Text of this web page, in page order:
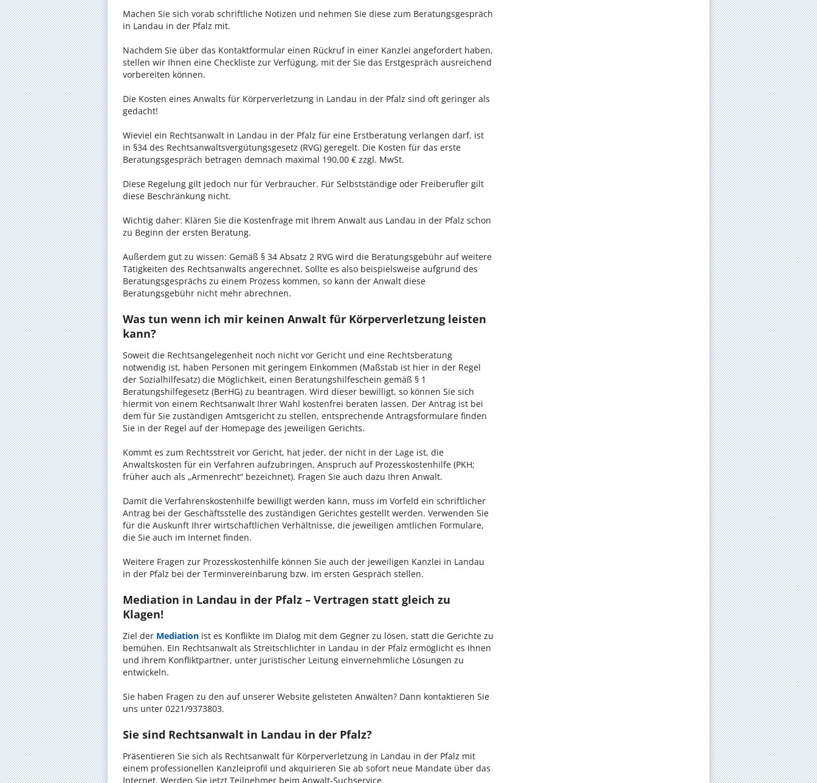
Machen Sie sich vorab schriftliche Notizen und nehmen Sie diese zum Beratungsgespräch
in Landau in der Pfalz mit.
Nachdem Sie über das Kontaktformular einen Rückruf in einer Kanzlei angefordert haben,
stellen wir Ihnen eine Checkliste zur Verfügung, mit der Sie das Erstgespräch ausreichend
vorbereiten können.
Die Kosten eines Anwalts für Körperverletzung in Landau in der Pfalz sind oft geringer als
gedacht!
Wieviel ein Rechtsanwalt in Landau in der Pfalz für eine Erstberatung verlangen darf, ist
in §34 des Rechtsanwaltsvergütungsgesetz (RVG) geregelt. Die Kosten für das erste
Beratungsgespräch betragen demnach maximal 190,00 € zzgl. MwSt.
Diese Regelung gilt jedoch nur für Verbraucher. Für Selbstständige oder Freiberufler gilt
diese Beschränkung nicht.
Wichtig daher: Klären Sie die Kostenfrage mit Ihrem Anwalt aus Landau in der Pfalz schon
zu Beginn der ersten Beratung.
Außerdem gut zu wissen: Gemäß § 34 Absatz 2 RVG wird die Beratungsgebühr auf weitere
Tätigkeiten des Rechtsanwalts angerechnet. Sollte es also beispielsweise aufgrund des
Beratungsgesprächs zu einem Prozess kommen, so kann der Anwalt diese
Beratungsgebühr nicht mehr abrechnen.
Was tun wenn ich mir keinen Anwalt für Körperverletzung leisten
kann?
Soweit die Rechtsangelegenheit noch nicht vor Gericht und eine Rechtsberatung
notwendig ist, haben Personen mit geringem Einkommen (Maßstab ist hier in der Regel
der Sozialhilfesatz) die Möglichkeit, einen Beratungshilfeschein gemäß § 1
Beratungshilfegesetz (BerHG) zu beantragen. Wird dieser bewilligt, so können Sie sich
hiermit von einem Rechtsanwalt Ihrer Wahl kostenfrei beraten lassen. Der Antrag ist bei
dem für Sie zuständigen Amtsgericht zu stellen, entsprechende Antragsformulare finden
Sie in der Regel auf der Homepage des jeweiligen Gerichts.
Kommt es zum Rechtsstreit vor Gericht, hat jeder, der nicht in der Lage ist, die
Anwaltskosten für ein Verfahren aufzubringen, Anspruch auf Prozesskostenhilfe (PKH;
früher auch als „Armenrecht“ bezeichnet). Fragen Sie auch dazu Ihren Anwalt.
Damit die Verfahrenskostenhilfe bewilligt werden kann, muss im Vorfeld ein schriftlicher
Antrag bei der Geschäftsstelle des zuständigen Gerichtes gestellt werden. Verwenden Sie
für die Auskunft Ihrer wirtschaftlichen Verhältnisse, die jeweiligen amtlichen Formulare,
die Sie auch im Internet finden.
Weitere Fragen zur Prozesskostenhilfe können Sie auch der jeweiligen Kanzlei in Landau
in der Pfalz bei der Terminvereinbarung bzw. im ersten Gespräch stellen.
Mediation in Landau in der Pfalz – Vertragen statt gleich zu
Klagen!
Ziel der Mediation ist es Konflikte im Dialog mit dem Gegner zu lösen, statt die Gerichte zu
bemühen. Ein Rechtsanwalt als Streitschlichter in Landau in der Pfalz ermöglicht es Ihnen
und ihrem Konfliktpartner, unter juristischer Leitung einvernehmliche Lösungen zu
entwickeln.
Sie haben Fragen zu den auf unserer Website gelisteten Anwälten? Dann kontaktieren Sie
uns unter 0221/9373803.
Sie sind Rechtsanwalt in Landau in der Pfalz?
Präsentieren Sie sich als Rechtsanwalt für Körperverletzung in Landau in der Pfalz mit
einem professionellen Kanzleiprofil und akquirieren Sie ab sofort neue Mandate über das
Internet. Werden Sie jetzt Teilnehmer beim Anwalt-Suchservice.